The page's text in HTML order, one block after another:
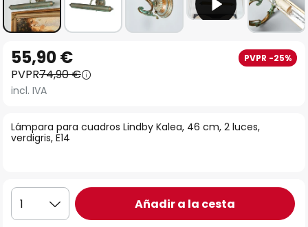
comienzo
de
galería
de
Lámpara para cuadros Lindby Kalea, 46 cm, 2 luces,
verdigris, E14
55,90 € PVPR -25%
PVPR74,90 €
incl. IVA
1 Añadir a la cesta